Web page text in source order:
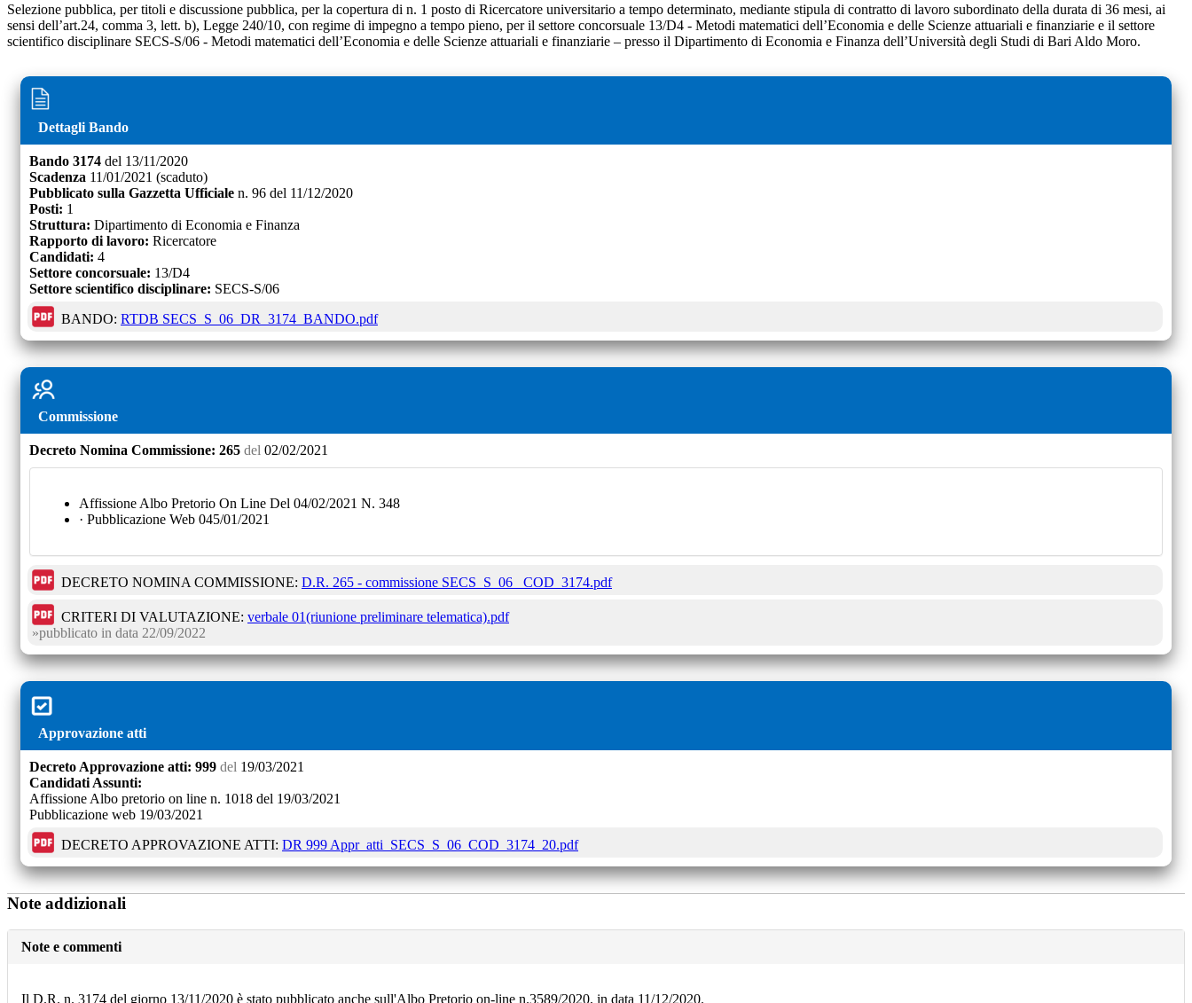
Selezione pubblica, per titoli e discussione pubblica, per la copertura di n. 1 posto di Ricercatore universitario a tempo determinato, mediante stipula di contratto di lavoro subordinato della durata di 36 mesi, ai
sensi dell’art.24, comma 3, lett. b), Legge 240/10, con regime di impegno a tempo pieno, per il settore concorsuale 13/D4 - Metodi matematici dell’Economia e delle Scienze attuariali e finanziarie e il settore
scientifico disciplinare SECS-S/06 - Metodi matematici dell’Economia e delle Scienze attuariali e finanziarie – presso il Dipartimento di Economia e Finanza dell’Università degli Studi di Bari Aldo Moro.
Dettagli Bando
Bando 3174 del 13/11/2020
Scadenza 11/01/2021 (scaduto)
Pubblicato sulla Gazzetta Ufficiale n. 96 del 11/12/2020
Posti: 1
Struttura: Dipartimento di Economia e Finanza
Rapporto di lavoro: Ricercatore
Candidati: 4
Settore concorsuale: 13/D4
Settore scientifico disciplinare: SECS-S/06
BANDO: RTDB SECS_S_06_DR_3174_BANDO.pdf
Commissione
Decreto Nomina Commissione: 265 del 02/02/2021
Affissione Albo Pretorio On Line Del 04/02/2021 N. 348
· Pubblicazione Web 045/01/2021
DECRETO NOMINA COMMISSIONE: D.R. 265 - commissione SECS_S_06_ COD_3174.pdf
CRITERI DI VALUTAZIONE: verbale 01(riunione preliminare telematica).pdf
pubblicato in data 22/09/2022
Approvazione atti
Decreto Approvazione atti: 999 del 19/03/2021
Candidati Assunti:
Affissione Albo pretorio on line n. 1018 del 19/03/2021
Pubblicazione web 19/03/2021
DECRETO APPROVAZIONE ATTI: DR 999 Appr_atti_SECS_S_06_COD_3174_20.pdf
Note addizionali
Note e commenti
Il D.R. n. 3174 del giorno 13/11/2020 è stato pubblicato anche sull'Albo Pretorio on-line n.3589/2020, in data 11/12/2020.